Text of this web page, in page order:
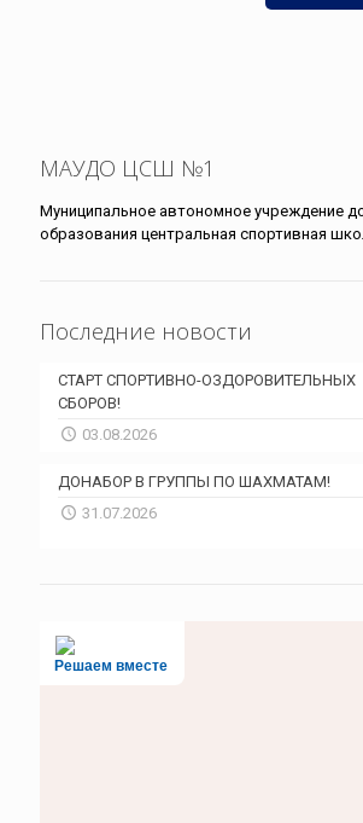
МАУДО ЦСШ №1
Муниципальное автономное учреждение
образования центральная спортивная
Последние новости
СТАРТ СПОРТИВНО-ОЗДОРОВИТЕЛЬНЫХ
СБОРОВ!
03.08.2026
ДОНАБОР В ГРУППЫ ПО ШАХМАТАМ!
31.07.2026
Решаем вместе